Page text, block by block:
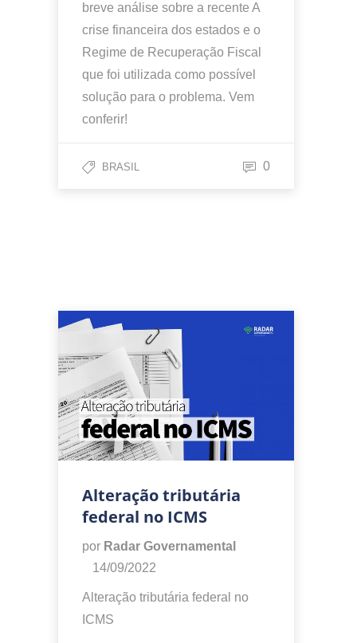
breve análise sobre a recente A
crise financeira dos estados e o
Regime de Recuperação Fiscal
que foi utilizada como possível
solução para o problema. Vem
conferir!
BRASIL 0
Alteração tributária
federal no ICMS
por Radar Governamental
14/09/2022
Alteração tributária federal no
ICMS